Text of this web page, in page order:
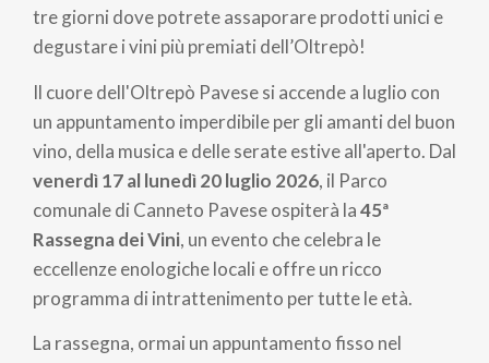
tre giorni dove potrete assaporare prodotti unici e
degustare i vini più premiati dell’Oltrepò!
Il cuore dell'Oltrepò Pavese si accende a luglio con
un appuntamento imperdibile per gli amanti del buon
vino, della musica e delle serate estive all'aperto. Dal
venerdì 17 al lunedì 20 luglio 2026, il Parco
comunale di Canneto Pavese ospiterà la45ª
Rassegna dei Vini, un evento che celebra le
eccellenze enologiche locali e offre un ricco
programma di intrattenimento per tutte le età.
La rassegna, ormai un appuntamento fisso nel